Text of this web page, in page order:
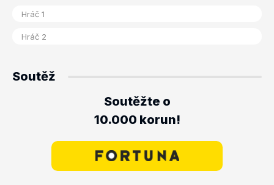
Soutěž
Soutěžte o
10.000 korun!